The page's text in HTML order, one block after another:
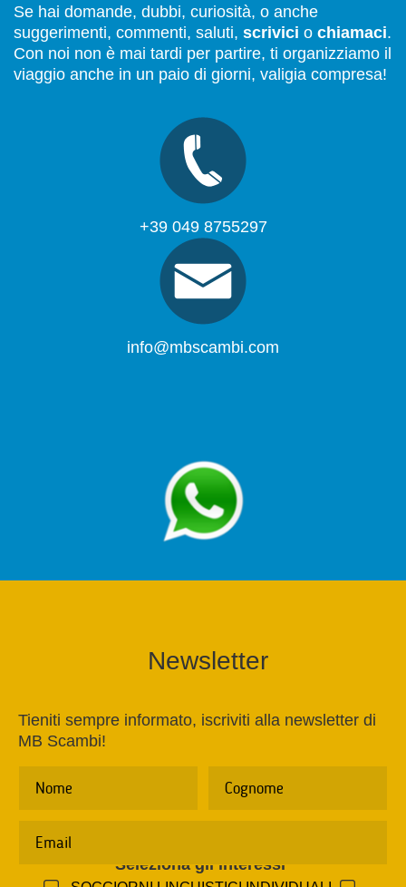
Se hai domande, dubbi, curiosità, o anche
suggerimenti, commenti, saluti, scrivici o chiamaci.
Con noi non è mai tardi per partire, ti organizziamo il
viaggio anche in un paio di giorni, valigia compresa!
+39 049 8755297
info@mbscambi.com
Newsletter
Tieniti sempre informato, iscriviti alla newsletter di
MB Scambi!
Seleziona gli interessi